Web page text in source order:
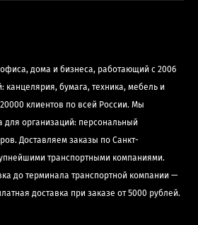
дома и бизнеса, работающий с 2006
канцелярия, бумага, техника, мебель и
клиентов по всей России. Мы
для организаций: персональный
Доставляем заказы по Санкт-
транспортными компаниями.
до терминала транспортной компании —
доставка при заказе от 5000 рублей.